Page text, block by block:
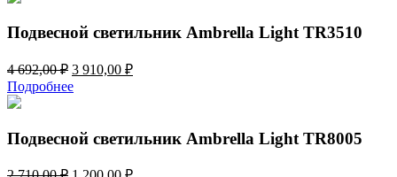
Подвесной светильник Ambrella Light TR3510
4 692,00₽ Первоначальная
цена
составляла
692,00 ₽.
3 910,00 ₽Текущая
Подробнее
Подвесной светильник Ambrella Light TR8005
Первоначальная
Текущая